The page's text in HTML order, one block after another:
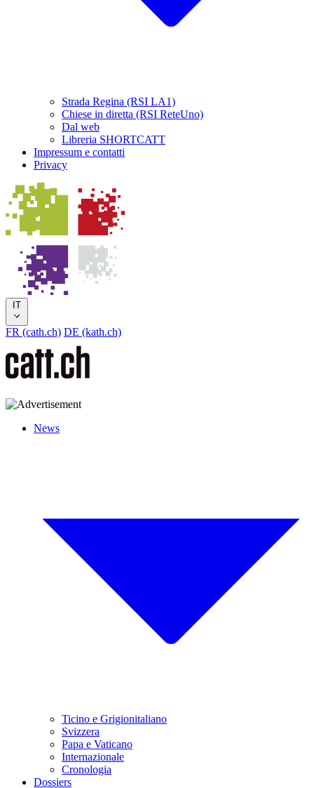
Strada Regina (RSI LA1)
Chiese in diretta (RSI ReteUno)
Dal web
Libreria SHORTCATT
Impressum e contatti
Privacy
IT
FR (cath.ch) DE (kath.ch)
News
Ticino e Grigionitaliano
Svizzera
Papa e Vaticano
Internazionale
Cronologia
Dossiers